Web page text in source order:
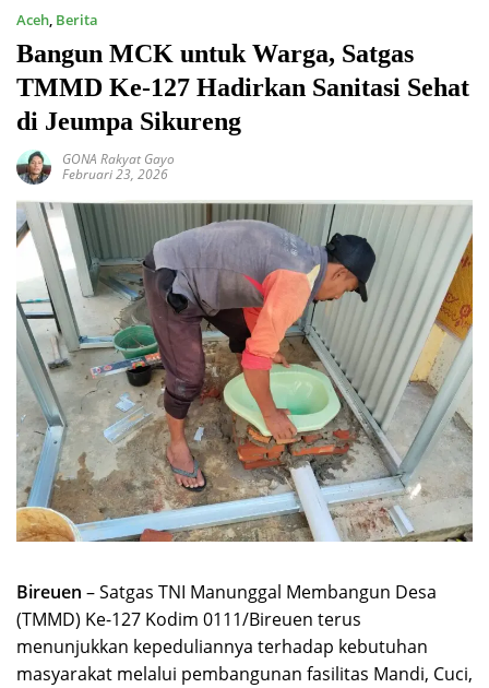
Aceh, Berita
Bangun MCK untuk Warga, Satgas
TMMD Ke-127 Hadirkan Sanitasi Sehat
di Jeumpa Sikureng
GONA Rakyat Gayo
Februari 23, 2026
Bireuen – Satgas TNI Manunggal Membangun Desa
(TMMD) Ke-127 Kodim 0111/Bireuen terus
menunjukkan kepeduliannya terhadap kebutuhan
masyarakat melalui pembangunan fasilitas Mandi, Cuci,